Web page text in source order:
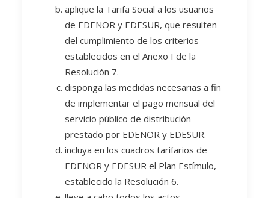
aplique la Tarifa Social a los usuarios
de EDENOR y EDESUR, que resulten
del cumplimiento de los criterios
establecidos en el Anexo I de la
Resolución 7.
disponga las medidas necesarias a fin
de implementar el pago mensual del
servicio público de distribución
prestado por EDENOR y EDESUR.
incluya en los cuadros tarifarios de
EDENOR y EDESUR el Plan Estímulo,
establecido la Resolución 6.